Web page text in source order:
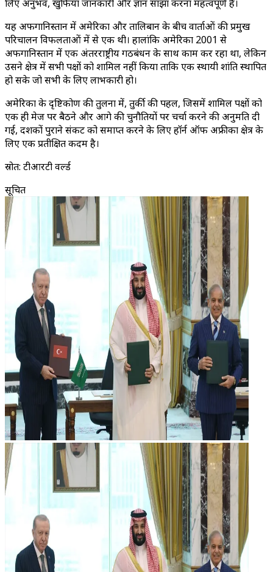
लिए अनुभव, खुफिया जानकारी और ज्ञान साझा करना महत्वपूर्ण है।
यह अफगानिस्तान में अमेरिका और तालिबान के बीच वार्ताओं की प्रमुख
परिचालन विफलताओं में से एक थी। हालांकि अमेरिका 2001 से
अफगानिस्तान में एक अंतरराष्ट्रीय गठबंधन के साथ काम कर रहा था, लेकिन
उसने क्षेत्र में सभी पक्षों को शामिल नहीं किया ताकि एक स्थायी शांति स्थापित
हो सके जो सभी के लिए लाभकारी हो।
अमेरिका के दृष्टिकोण की तुलना में, तुर्की की पहल, जिसमें शामिल पक्षों को
एक ही मेज पर बैठने और आगे की चुनौतियों पर चर्चा करने की अनुमति दी
गई, दशकों पुराने संकट को समाप्त करने के लिए हॉर्न ऑफ अफ्रीका क्षेत्र के
लिए एक प्रतीक्षित कदम है।
स्रोत: टीआरटी वर्ल्ड
सूचित